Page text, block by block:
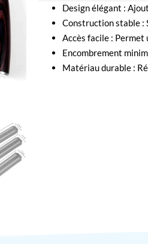
Design élégant :
Construction stable :
Accès facile : Permet
Encombrement
Matériau durable :